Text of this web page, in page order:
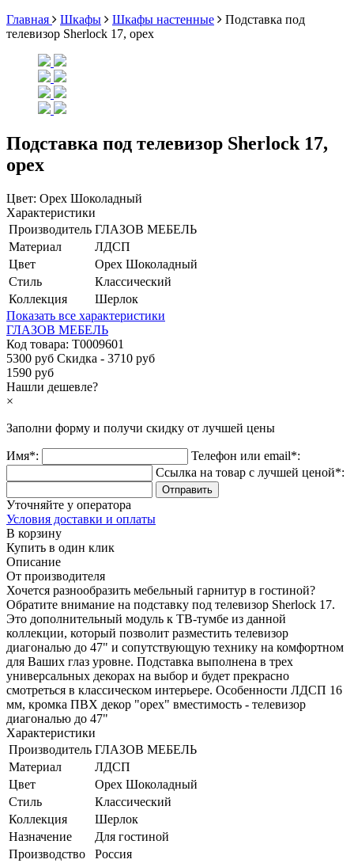
Главная
Шкафы Шкафы настенные
Подставка под
телевизор Sherlock 17, орех
Подставка под телевизор Sherlock 17,
орех
Цвет: Орех Шоколадный
Характеристики
Производитель ГЛАЗОВ МЕБЕЛЬ
Материал
ЛДСП
Цвет
Орех Шоколадный
Стиль
Классический
Коллекция
Шерлок
Показать все характеристики
ГЛАЗОВ МЕБЕЛЬ
Код товара: Т0009601
5300 руб Скидка - 3710 руб
1590 руб
Нашли дешевле?
×
Заполни форму и получи скидку от лучшей цены
Имя*:
Телефон или email*:
Ссылка на товар с лучшей ценой*:
Уточняйте у оператора
Условия доставки и оплаты
В корзину
Купить в один клик
Описание
От производителя
Хочется разнообразить мебельный гарнитур в гостиной?
Обратите внимание на подставку под телевизор Sherlock 17.
Это дополнительный модуль к ТВ-тумбе из данной
коллекции, который позволит разместить телевизор
диагональю до 47" и сопутствующую технику на комфортном
для Ваших глаз уровне. Подставка выполнена в трех
универсальных декорах на выбор и будет прекрасно
смотреться в классическом интерьере. Особенности ЛДСП 16
мм, кромка ПВХ декор "орех" вместимость - телевизор
диагональю до 47"
Характеристики
Производитель ГЛАЗОВ МЕБЕЛЬ
Материал
ЛДСП
Цвет
Орех Шоколадный
Стиль
Классический
Коллекция
Шерлок
Назначение
Для гостиной
Производство
Россия